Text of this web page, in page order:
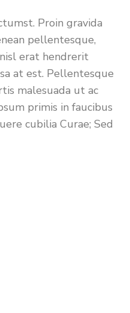
Proin gravida
pellentesque,
erat hendrerit
at est. Pellentesque
malesuada ut ac
primis in faucibus
cubilia Curae; Sed